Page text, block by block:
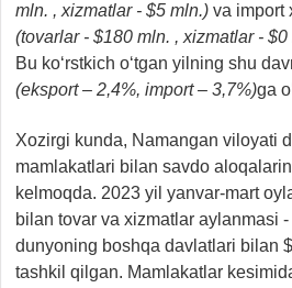
mln. , xizmatlar - $5 mln.) va import
(tovarlar - $180 mln. , xizmatlar - $0
Bu ko‘rstkich o‘tgan yilning shu
(eksport – 2,4%, import – 3,7%)ga
Xozirgi kunda, Namangan viloyati
mamlakatlari bilan savdo
kelmoqda. 2023 yil yanvar-mart
bilan tovar va xizmatlar aylanmasi
dunyoning boshqa davlatlari bilan
tashkil qilgan. Mamlakatlar